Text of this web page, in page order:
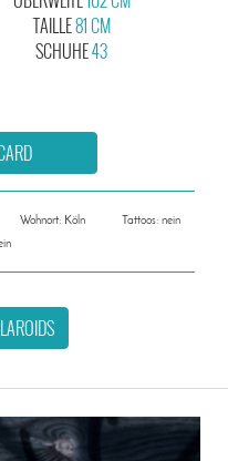
TAILLE81 CM
SCHUHE43
Wohnort: Köln
Tattoos: nein